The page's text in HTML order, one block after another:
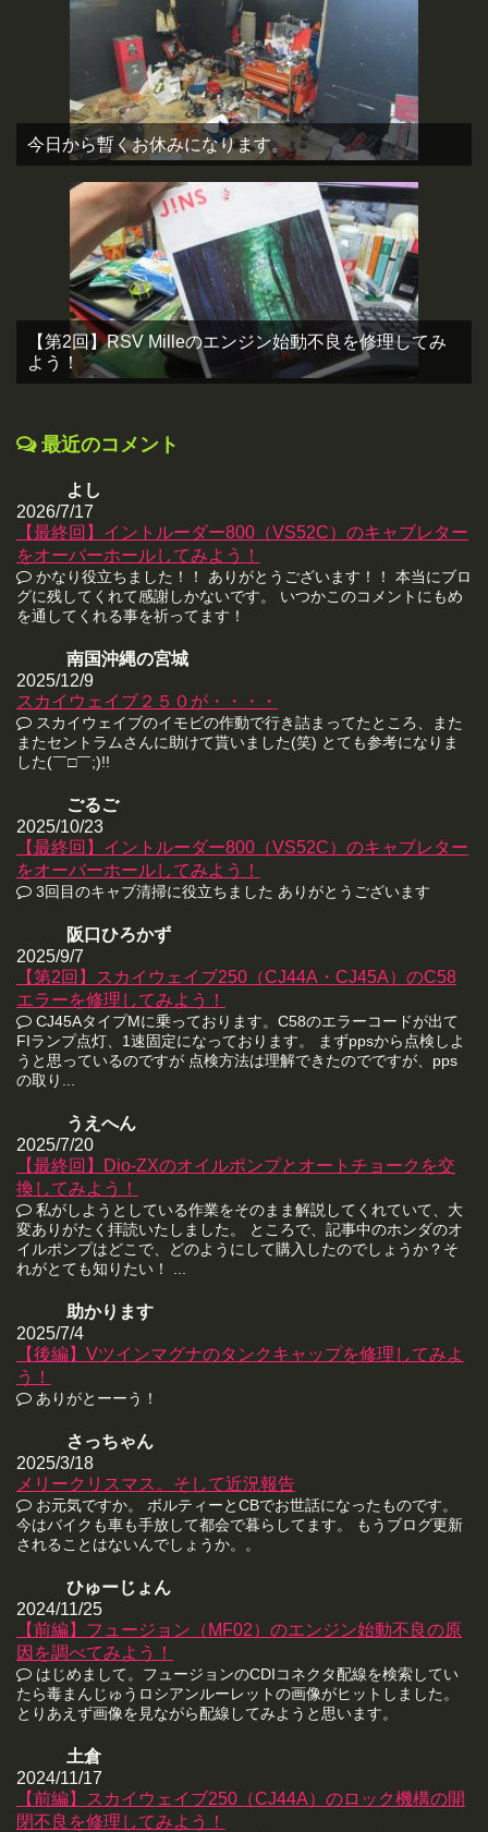
今日から暫くお休みになります。
【第2回】RSV Milleのエンジン始動不良を修理してみ
よう！
最近のコメント
よし
2026/7/17
【最終回】イントルーダー800（VS52C）のキャブレター
をオーバーホールしてみよう！
かなり役立ちました！！ ありがとうございます！！ 本当にブロ
グに残してくれて感謝しかないです。 いつかこのコメントにもめ
を通してくれる事を祈ってます！
南国沖縄の宮城
2025/12/9
スカイウェイブ２５０が・・・・
スカイウェイブのイモビの作動で行き詰まってたところ、また
またセントラムさんに助けて貰いました(笑) とても参考になりま
した(￣□￣;)!!
ごるご
2025/10/23
【最終回】イントルーダー800（VS52C）のキャブレター
をオーバーホールしてみよう！
3回目のキャブ清掃に役立ちました ありがとうございます
阪口ひろかず
2025/9/7
【第2回】スカイウェイブ250（CJ44A・CJ45A）のC58
エラーを修理してみよう！
CJ45AタイプMに乗っております。C58のエラーコードが出て
FIランプ点灯、1速固定になっております。 まずppsから点検しよ
うと思っているのですが 点検方法は理解できたのでですが、pps
の取り...
うえへん
2025/7/20
【最終回】Dio-ZXのオイルポンプとオートチョークを交
換してみよう！
私がしようとしている作業をそのまま解説してくれていて、大
変ありがたく拝読いたしました。 ところで、記事中のホンダのオ
イルポンプはどこで、どのようにして購入したのでしょうか？そ
れがとても知りたい！ ...
助かります
2025/7/4
【後編】Vツインマグナのタンクキャップを修理してみよ
う！
ありがとーーう！
さっちゃん
2025/3/18
メリークリスマス。そして近況報告
お元気ですか。 ボルティーとCBでお世話になったものです。
今はバイクも車も手放して都会で暮らしてます。 もうブログ更新
されることはないんでしょうか。。
ひゅーじょん
2024/11/25
【前編】フュージョン（MF02）のエンジン始動不良の原
因を調べてみよう！
はじめまして。フュージョンのCDIコネクタ配線を検索してい
たら毒まんじゅうロシアンルーレットの画像がヒットしました。
とりあえず画像を見ながら配線してみようと思います。
土倉
2024/11/17
【前編】スカイウェイブ250（CJ44A）のロック機構の開
閉不良を修理してみよう！